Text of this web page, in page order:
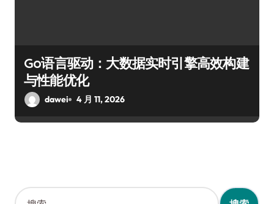
Go语言驱动：大数据实时引擎高效构建
与性能优化
dawei 4 月 11, 2026
搜